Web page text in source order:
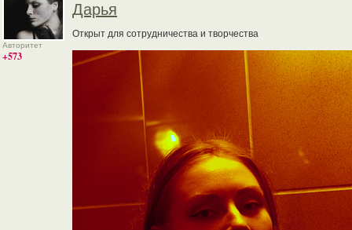
Авторитет
+573
Дарья
Открыт для сотрудничества и творчества